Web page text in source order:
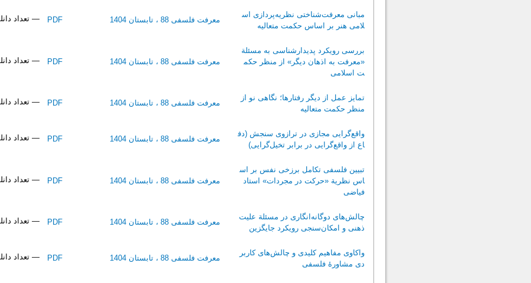
مبانی معرفت‌شناختی نظریه‌پردازی اس
لامی هنر بر اساس حکمت متعالیه
معرفت فلسفی 88 ، تابستان 1404 PDF — تعداد
بررسی رویکرد پدیدارشناسی به مسئلة
«معرفت به اذهان دیگر» از منظر حکم
ت اسلامی
معرفت فلسفی 88 ، تابستان 1404 PDF — تعداد
تمایز عمل از دیگر رفتارها؛ نگاهی نو از
منظر حکمت متعالیه
معرفت فلسفی 88 ، تابستان 1404 PDF — تعداد
واقع‌گرایی مجازی در ترازوی سنجش (دف
اع از واقع‌گرایی در برابر تخیل‌گرایی)
معرفت فلسفی 88 ، تابستان 1404 PDF — تعداد
تبیین فلسفی تکامل برزخی نفس بر اس
اس نظریة «حرکت در مجردات» استاد
فیاضی
معرفت فلسفی 88 ، تابستان 1404 PDF — تعداد
چالش‌های دوگانه‌انگاری در مسئلة علیت
ذهنی و امکان‌سنجی رویکرد جایگزین
معرفت فلسفی 88 ، تابستان 1404 PDF — تعداد
واکاوی مفاهیم کلیدی و چالش‌های کاربر
دی مشاورۀ فلسفی
معرفت فلسفی 88 ، تابستان 1404 PDF — تعداد